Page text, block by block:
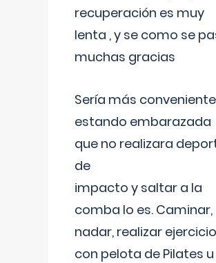
recuperación es muy
lenta , y se como se
muchas gracias
Sería más conveniente
estando embarazada
que no realizara
de
impacto y saltar a la
comba lo es. Caminar,
nadar, realizar
con pelota de Pilates u